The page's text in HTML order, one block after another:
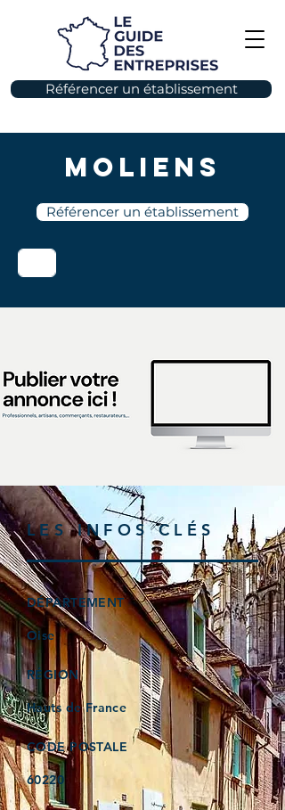
Référencer un établissement
Moliens
Référencer un établissement
LES INFOS CLÉS
DÉPARTEMENT
Oise
RÉGION
Hauts de France
CODE POSTALE
60220